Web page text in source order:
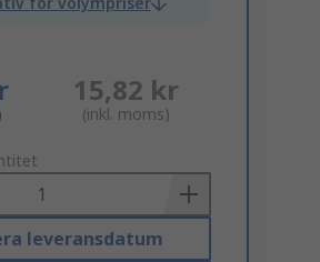
15,82 kr
(inkl. moms)
leveransdatum